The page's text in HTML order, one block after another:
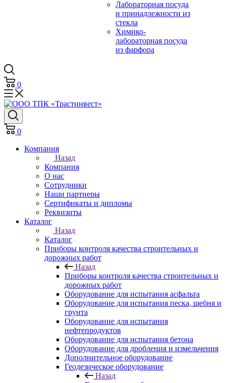
Лабораторная посуда
и принадлежности из
стекла
Химико-
лабораторная посуда
из фарфора
0
0
Компания
Назад
Компания
О нас
Сотрудники
Наши партнеры
Сертификаты и дипломы
Реквизиты
Каталог
Назад
Каталог
Приборы контроля качества строительных и
дорожных работ
Назад
Приборы контроля качества строительных и
дорожных работ
Оборудование для испытания асфальта
Оборудование для испытания песка, щебня и
грунта
Оборудование для испытания
нефтепродуктов
Оборудование для испытания бетона
Оборудование для дробления и измельчения
Дополнительное оборудование
Геодезическое оборудование
Назад